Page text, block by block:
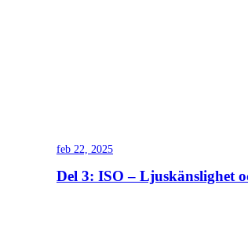
feb 22, 2025
Del 3: ISO – Ljuskänslighet